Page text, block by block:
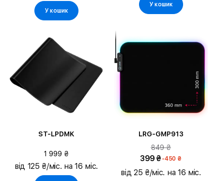
У кошик
У кошик
ST-LPDMK
1 999 ₴
від 125 ₴/міс. на 16 міс.
LRG-GMP913
849 ₴
399 ₴ -450 ₴
від 25 ₴/міс. на 16 міс.